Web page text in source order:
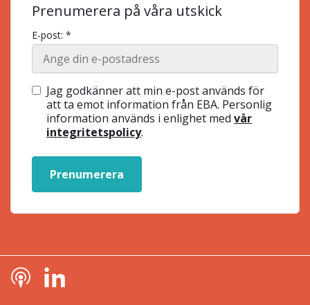
Prenumerera på våra utskick
E-post: *
Jag godkänner att min e-post används för
att ta emot information från EBA. Personlig
information används i enlighet med vår
integritetspolicy.
Prenumerera